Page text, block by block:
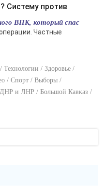
Систему против
ВПК, который спас
Частные
/ Здоровье /
/ Спорт / Выборы /
и ЛНР / Большой Кавказ /